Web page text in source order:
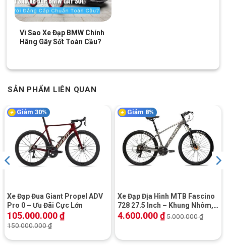
Trên địa hình bằng phẳng, người dùng không cần sử dụng
phuộc giảm xóc. Thay vào đó, họ có thể kích hoạt chế độ khóa
trên khóa hành trình để ngăn nhún.
Khi di chuyển trên địa hình đồi núi, dốc hoặc các vùng có gập
này giúp xe di chuyển mượt mà hơn, giảm thiểu tác động của
gập gềnh và thậm chí cả trên ổ gà.
Phanh xe nhanh chóng
Phanh xe được sử dụng cho xe là phanh đĩa dầu SJC cho phép
Vì Sao Xe Đạp BMW Chính
Hãng Gây Sốt Toàn Cầu?
SẢN PHẨM LIÊN QUAN
Giảm 30%
Xe Đạp Đua Giant Propel ADV
Pro 0 – Ưu Đãi Cực Lớn
105.000.000₫
150.000.000₫
Giảm 8%
Xe Đạp Địa Hình MTB Fascino
728 27.5 Inch – Khung Nhôm,
Shimano
4.600.000₫5.000.000₫